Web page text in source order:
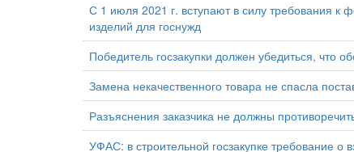
С 1 июля 2021 г. вступают в силу требования к
изделий для госнужд
Победитель госзакупки должен убедиться, что
Замена некачественного товара не спасла
Разъяснения заказчика не должны
УФАС: в строительной госзакупке требование